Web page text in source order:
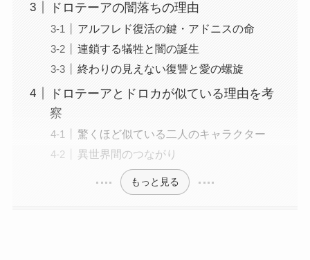
ドロテーアの闇落ちの理由
アルフレド復活の鍵・アドニスの命
連鎖する犠牲と闇の誕生
終わりの見えない復讐と愛の螺旋
ドロテーアとドロカが似ている理由を考
察
驚くほど似ている二人のキャラクター
異世界間のつながり
もっと見る